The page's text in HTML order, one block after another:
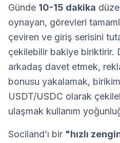
Günde 10-15 dakika
oynayan, görevleri
çeviren ve giriş serisini
çekilebilir bakiye biriktirir.
arkadaş davet etmek,
bonusu yakalamak, birikimi
USDT/USDC olarak
ulaşmak kullanım
Sociland’ı bir "hızlı